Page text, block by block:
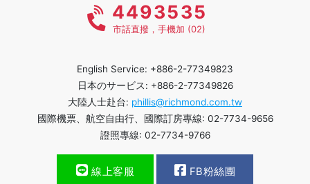
4493535
市話直撥，手機加 (02)
English Service: +886-2-77349823
日本のサービス: +886-2-77349826
大陸人士赴台: phillis@richmond.com.tw
國際機票、航空自由行、國際訂房專線: 02-7734-9656
證照專線: 02-7734-9766
線上客服 FB粉絲團